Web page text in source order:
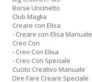
Borse Uncinetto
Club Maglia
Creare con Elisa
- Creare con Elisa Manuale
Creo Con
- Creo Con Elisa
- Creo Con Speciale
Cucito Creativo Manuale
Dire Fare Creare Speciale